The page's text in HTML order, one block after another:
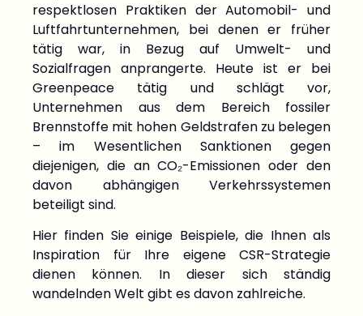
respektlosen Praktiken der Automobil- und
Luftfahrtunternehmen, bei denen er früher
tätig war, in Bezug auf Umwelt- und
Sozialfragen anprangerte. Heute ist er bei
Greenpeace tätig und schlägt vor,
Unternehmen aus dem Bereich fossiler
Brennstoffe mit hohen Geldstrafen zu belegen
– im Wesentlichen Sanktionen gegen
diejenigen, die an CO₂-Emissionen oder den
davon abhängigen Verkehrssystemen
beteiligt sind.
Hier finden Sie einige Beispiele, die Ihnen als
Inspiration für Ihre eigene CSR-Strategie
dienen können. In dieser sich ständig
wandelnden Welt gibt es davon zahlreiche.